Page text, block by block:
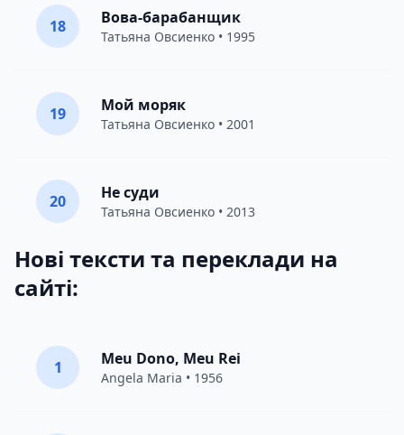
18 Вова-барабанщик
Татьяна Овсиенко • 1995
19 Мой моряк
Татьяна Овсиенко • 2001
20 Не суди
Татьяна Овсиенко • 2013
Нові тексти та переклади на
сайті:
1 Meu Dono, Meu Rei
Angela Maria • 1956